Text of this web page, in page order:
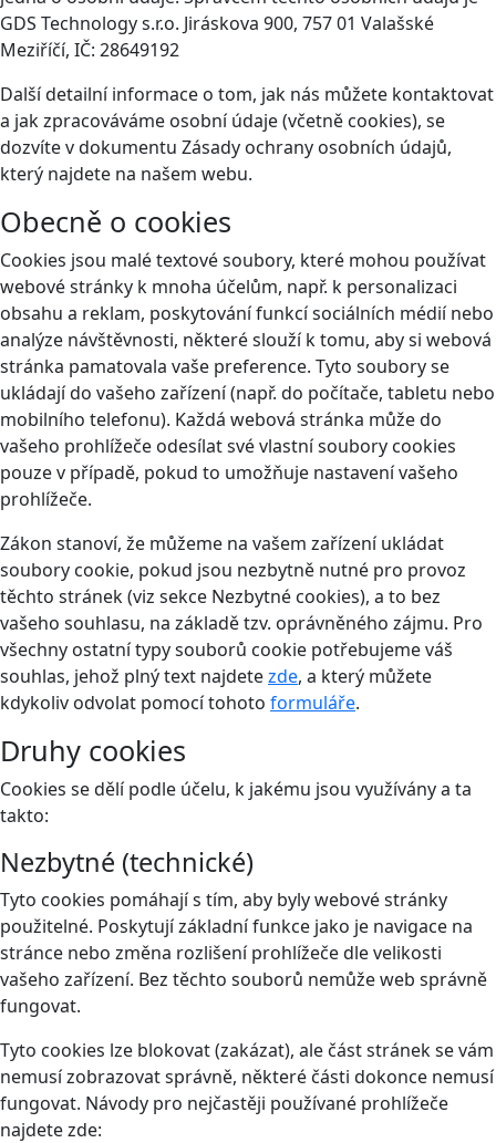
GDS Technology s.r.o. Jiráskova 900, 757 01 Valašské
Meziříčí, IČ: 28649192
Další detailní informace o tom, jak nás můžete kontaktovat
a jak zpracováváme osobní údaje (včetně cookies), se
dozvíte v dokumentu Zásady ochrany osobních údajů,
který najdete na našem webu.
Obecně o cookies
Cookies jsou malé textové soubory, které mohou používat
webové stránky k mnoha účelům, např. k personalizaci
obsahu a reklam, poskytování funkcí sociálních médií nebo
analýze návštěvnosti, některé slouží k tomu, aby si webová
stránka pamatovala vaše preference. Tyto soubory se
ukládají do vašeho zařízení (např. do počítače, tabletu nebo
mobilního telefonu). Každá webová stránka může do
vašeho prohlížeče odesílat své vlastní soubory cookies
pouze v případě, pokud to umožňuje nastavení vašeho
prohlížeče.
Zákon stanoví, že můžeme na vašem zařízení ukládat
soubory cookie, pokud jsou nezbytně nutné pro provoz
těchto stránek (viz sekce Nezbytné cookies), a to bez
vašeho souhlasu, na základě tzv. oprávněného zájmu. Pro
všechny ostatní typy souborů cookie potřebujeme váš
souhlas, jehož plný text najdetezde, a který můžete
kdykoliv odvolat pomocí tohoto formuláře.
Druhy cookies
Cookies se dělí podle účelu, k jakému jsou využívány a ta
takto:
Nezbytné (technické)
Tyto cookies pomáhají s tím, aby byly webové stránky
použitelné. Poskytují základní funkce jako je navigace na
stránce nebo změna rozlišení prohlížeče dle velikosti
vašeho zařízení. Bez těchto souborů nemůže web správně
fungovat.
Tyto cookies lze blokovat (zakázat), ale část stránek se vám
nemusí zobrazovat správně, některé části dokonce nemusí
fungovat. Návody pro nejčastěji používané prohlížeče
najdete zde: